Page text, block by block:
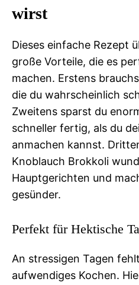
wirst
Dieses einfache Rezept
große Vorteile, die es
machen. Erstens
die du wahrscheinlich
Zweitens sparst du
schneller fertig, als du
anmachen kannst.
Knoblauch Brokkoli
Hauptgerichten und
gesünder.
Perfekt für Hektische
An stressigen Tagen
aufwendiges Kochen.